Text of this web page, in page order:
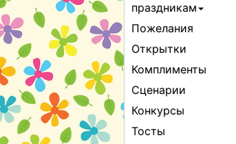
праздникам
Пожелания
Открытки
Комплименты
Сценарии
Конкурсы
Тосты